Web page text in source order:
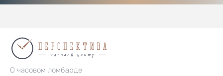
О часовом ломбарде